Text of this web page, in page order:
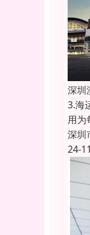
深圳
3.海
用为
深圳
24-